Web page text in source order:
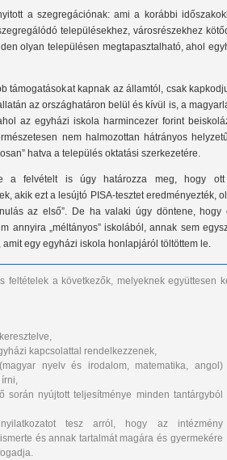
a szegregációnak: ami a korábbi
településekhez, városrészekhez
olyan településen megtapasztalható, ahol
támogatásokat kapnak az államtól, csak
az országhatáron belül és kívül is, a
az egyházi iskola harmincezer forint
nem halmozottan hátrányos
hatva a település oktatási szerkezetére.
a felvételt is úgy határozza meg, hogy
akik ezt a lesújtó PISA-tesztet eredményezték,
az első”. De ha valaki úgy döntene, hogy
annyira „méltányos” iskolából, annak sem
egy egyházi iskola honlapjáról töltöttem le.
feltételek a következők, melyeknek együttesen
kapcsolattal rendelkezzenek,
nyelv és irodalom, matematika, angol)
írni,
során nyújtott teljesítménye minden tantárgyból
tesz arról, hogy az intézmény
és annak tartalmát magára és gyermekére